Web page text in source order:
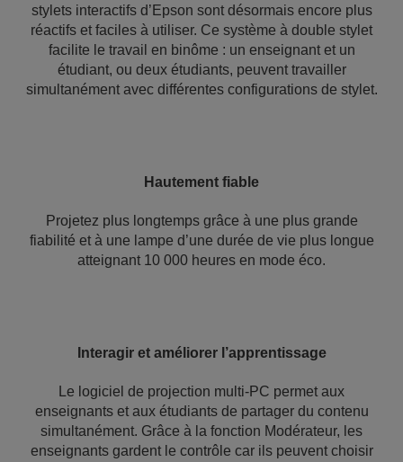
stylets interactifs d’Epson sont désormais encore plus
réactifs et faciles à utiliser. Ce système à double stylet
facilite le travail en binôme : un enseignant et un
étudiant, ou deux étudiants, peuvent travailler
simultanément avec différentes configurations de stylet.
Hautement fiable
Projetez plus longtemps grâce à une plus grande
fiabilité et à une lampe d’une durée de vie plus longue
atteignant 10 000 heures en mode éco.
Interagir et améliorer l’apprentissage
Le logiciel de projection multi-PC permet aux
enseignants et aux étudiants de partager du contenu
simultanément. Grâce à la fonction Modérateur, les
enseignants gardent le contrôle car ils peuvent choisir